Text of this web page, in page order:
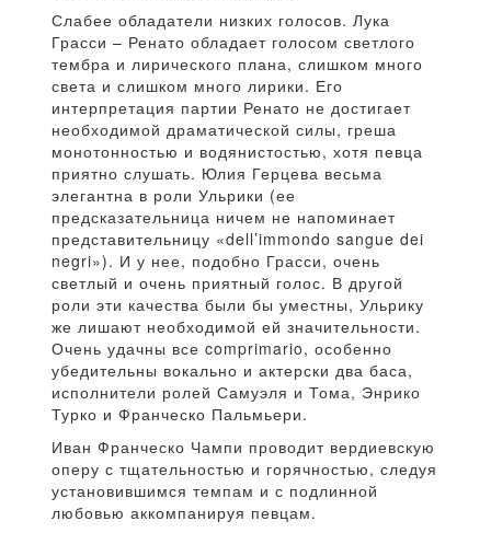
Слабее обладатели низких голосов. Лука
Грасси – Ренато обладает голосом светлого
тембра и лирического плана, слишком много
света и слишком много лирики. Его
интерпретация партии Ренато не достигает
необходимой драматической силы, греша
монотонностью и водянистостью, хотя певца
приятно слушать. Юлия Герцева весьма
элегантна в роли Ульрики (ее
предсказательница ничем не напоминает
представительницу «dell’immondo sangue dei
negri»). И у нее, подобно Грасси, очень
светлый и очень приятный голос. В другой
роли эти качества были бы уместны, Ульрику
же лишают необходимой ей значительности.
Очень удачны все comprimario, особенно
убедительны вокально и актерски два баса,
исполнители ролей Самуэля и Тома, Энрико
Турко и Франческо Пальмьери.
Иван Франческо Чампи проводит вердиевскую
оперу с тщательностью и горячностью, следуя
установившимся темпам и с подлинной
любовью аккомпанируя певцам.